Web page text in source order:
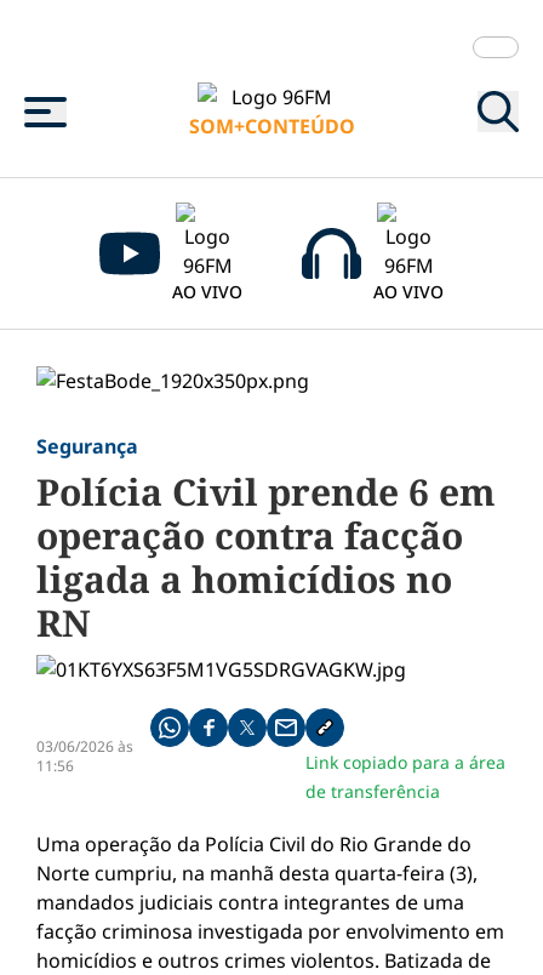
Menu
SOM+CONTEÚDO
AO VIVO AO VIVO
Segurança
Polícia Civil prende 6 em
operação contra facção
ligada a homicídios no
RN
03/06/2026 às
11:56
Compartilhe pelo whatsapp
Compartilhar no facebook
Compartilhar no twitter
Compartilhe pelo email
Copiar link da notícia
Link copiado para a área
de transferência
Uma operação da Polícia Civil do Rio Grande do
Norte cumpriu, na manhã desta quarta-feira (3),
mandados judiciais contra integrantes de uma
facção criminosa investigada por envolvimento em
homicídios e outros crimes violentos. Batizada de